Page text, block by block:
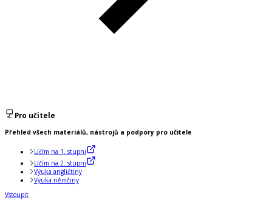
Pro učitele
Přehled všech materiálů, nástrojů a podpory pro učitele
Učím na 1. stupni
Učím na 2. stupni
Výuka angličtiny
Výuka němčiny
Vstoupit